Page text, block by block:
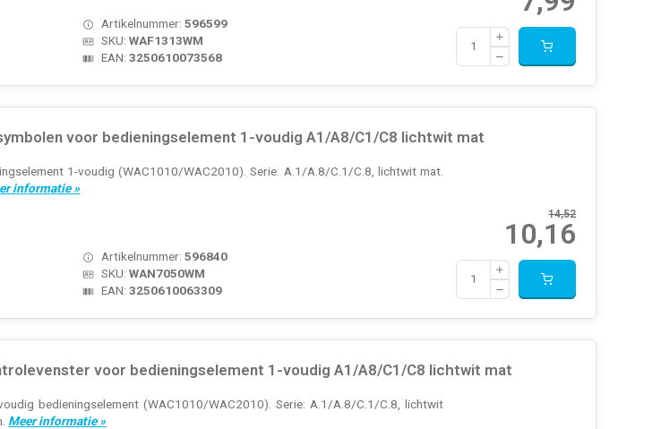
Artikelnummer:596599
SKU:WAF1313WM
EAN:3250610073568
voor bedieningselement 1-voudig A1/A8/C1/C8 lichtwit mat
1-voudig (WAC1010/WAC2010). Serie: A.1/A.8/C.1/C.8, lichtwit mat.
informatie »
14,52
10,16
Artikelnummer:596840
SKU:WAN7050WM
EAN:3250610063309
voor bedieningselement 1-voudig A1/A8/C1/C8 lichtwit mat
bedieningselement (WAC1010/WAC2010). Serie: A.1/A.8/C.1/C.8, lichtwit
Meer informatie »